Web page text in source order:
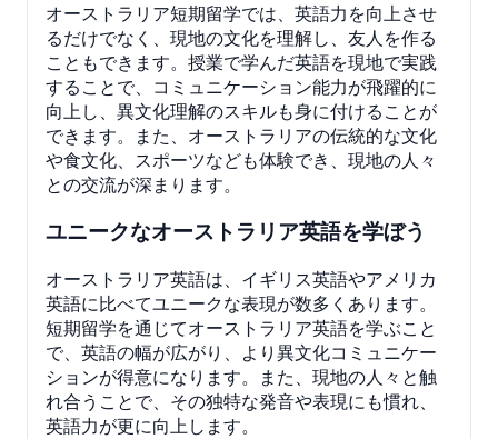
オーストラリア短期留学では、英語力を向上させ
るだけでなく、現地の文化を理解し、友人を作る
こともできます。授業で学んだ英語を現地で実践
することで、コミュニケーション能力が飛躍的に
向上し、異文化理解のスキルも身に付けることが
できます。また、オーストラリアの伝統的な文化
や食文化、スポーツなども体験でき、現地の人々
との交流が深まります。
ユニークなオーストラリア英語を学ぼう
オーストラリア英語は、イギリス英語やアメリカ
英語に比べてユニークな表現が数多くあります。
短期留学を通じてオーストラリア英語を学ぶこと
で、英語の幅が広がり、より異文化コミュニケー
ションが得意になります。また、現地の人々と触
れ合うことで、その独特な発音や表現にも慣れ、
英語力が更に向上します。